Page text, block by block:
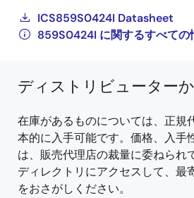
ICS859S0424I Datasheet
859S0424I に関するすべての
ディストリビューター
在庫があるものについては、正規
本的に入手可能です。価格、入手
は、販売代理店の裁量に委ねられ
ディレクトリにアクセスして、最
をおさがしください。